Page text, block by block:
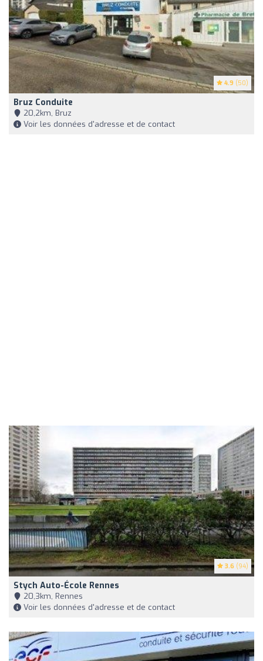
4.9 (50)
Bruz Conduite
20,2km, Bruz
Voir les données d'adresse et de contact
3.6 (94)
Stych Auto-École Rennes
20,3km, Rennes
Voir les données d'adresse et de contact